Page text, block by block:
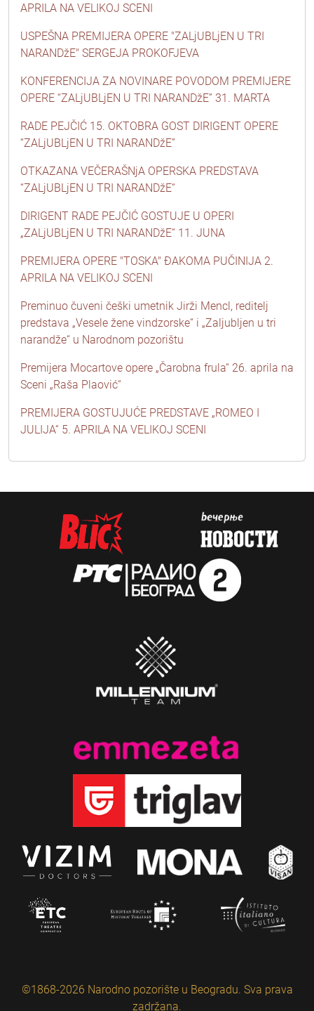
APRILA NA VELIKOJ SCENI
USPEŠNA PREMIJERA OPERE "ZALjUBLjEN U TRI
NARANDžE" SERGEJA PROKOFJEVA
KONFERENCIJA ZA NOVINARE POVODOM PREMIJERE
OPERE “ZALjUBLjEN U TRI NARANDžE” 31. MARTA
RADE PEJČIĆ 15. OKTOBRA GOST DIRIGENT OPERE
“ZALjUBLjEN U TRI NARANDžE”
OTKAZANA VEČERAŠNjA OPERSKA PREDSTAVA
“ZALjUBLjEN U TRI NARANDžE“
DIRIGENT RADE PEJČIĆ GOSTUJE U OPERI
„ZALjUBLjEN U TRI NARANDžE“ 11. JUNA
PREMIJERA OPERE "TOSKA" ĐAKOMA PUČINIJA 2.
APRILA NA VELIKOJ SCENI
Preminuo čuveni češki umetnik Jirži Mencl, reditelj
predstava „Vesele žene vindzorske“ i „Zaljubljen u tri
narandže“ u Narodnom pozorištu
Premijera Mocartove opere „Čarobna frula“ 26. aprila na
Sceni „Raša Plaović“
PREMIJERA GOSTUJUĆE PREDSTAVE „ROMEO I
JULIJA“ 5. APRILA NA VELIKOJ SCENI
©1868-2026 Narodno pozorište u Beogradu. Sva prava
zadržana.